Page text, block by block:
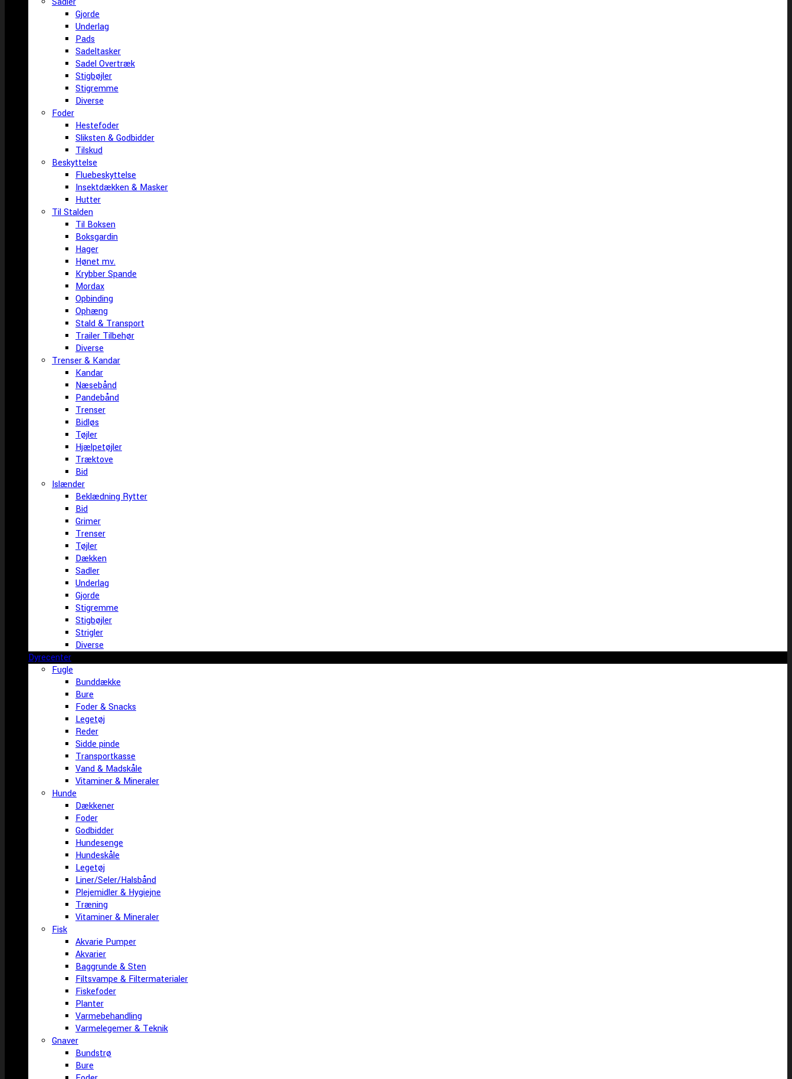
Gjorde
Underlag
Pads
Sadeltasker
Sadel Overtræk
Stigbøjler
Stigremme
Diverse
Foder
Hestefoder
Sliksten & Godbidder
Tilskud
Beskyttelse
Fluebeskyttelse
Insektdækken & Masker
Hutter
Til Stalden
Til Boksen
Boksgardin
Hager
Hønet mv.
Krybber Spande
Mordax
Opbinding
Ophæng
Stald & Transport
Trailer Tilbehør
Diverse
Trenser & Kandar
Kandar
Næsebånd
Pandebånd
Trenser
Bidløs
Tøjler
Hjælpetøjler
Træktove
Bid
Islænder
Beklædning Rytter
Bid
Grimer
Trenser
Tøjler
Dækken
Sadler
Underlag
Gjorde
Stigremme
Stigbøjler
Strigler
Diverse
Dyrecenter
Fugle
Bunddække
Bure
Foder & Snacks
Legetøj
Reder
Sidde pinde
Transportkasse
Vand & Madskåle
Vitaminer & Mineraler
Hunde
Dækkener
Foder
Godbidder
Hundesenge
Hundeskåle
Legetøj
Liner/Seler/Halsbånd
Plejemidler & Hygiejne
Træning
Vitaminer & Mineraler
Fisk
Akvarie Pumper
Akvarier
Baggrunde & Sten
Filtsvampe & Filtermaterialer
Fiskefoder
Planter
Varmebehandling
Varmelegemer & Teknik
Gnaver
Bundstrø
Bure